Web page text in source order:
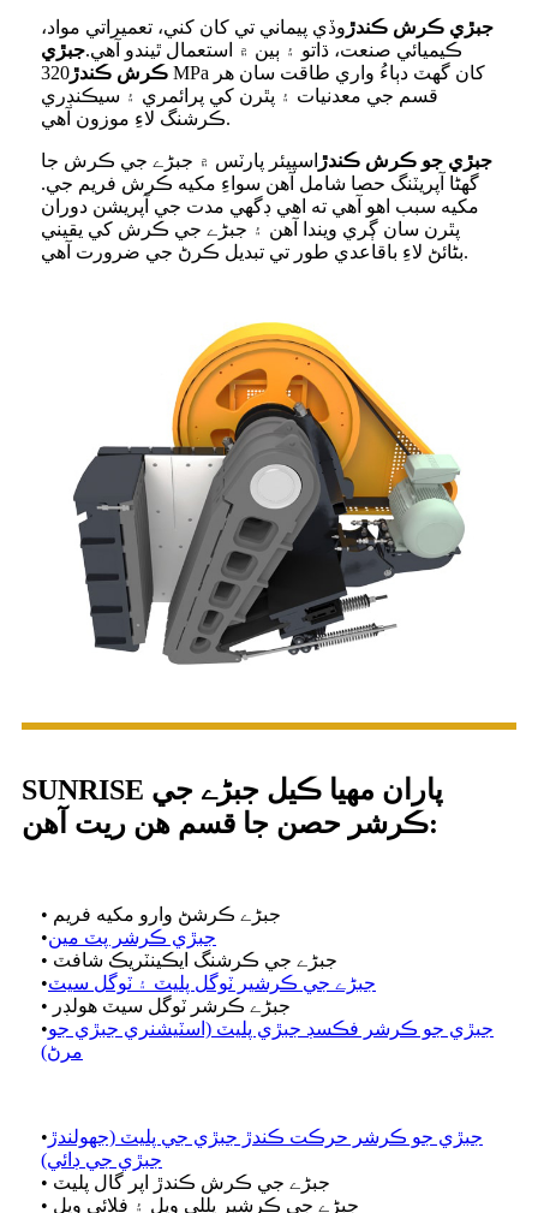
جبڙي ڪرش ڪندڙ وڏي پيماني تي کان کني، تعميراتي مواد،
ڪيميائي صنعت، ڌاتو ۽ ٻين ۾ استعمال ٿيندو آهي.جبڙي
ڪرش ڪندڙ320 MPa کان گهٽ دٻاءُ واري طاقت سان هر
قسم جي معدنيات ۽ پٿرن کي پرائمري ۽ سيڪنڊري
ڪرشنگ لاءِ موزون آهي.
جبڙي جو ڪرش ڪندڙ اسپيئر پارٽس ۾ جبڑے جي ڪرش جا
گھڻا آپريٽنگ حصا شامل آهن سواءِ مکيه ڪرش فريم جي.
مکيه سبب اهو آهي ته اهي ڊگهي مدت جي آپريشن دوران
پٿرن سان ڳري ويندا آهن ۽ جبڑے جي ڪرش کي يقيني
بڻائڻ لاءِ باقاعدي طور تي تبديل ڪرڻ جي ضرورت آهي.
SUNRISE پاران مهيا ڪيل جبڑے جي
ڪرشر حصن جا قسم هن ريت آهن:
• جبڑے ڪرشڻ وارو مکيه فريم
•جبڙي ڪرشر پٽ مين
• جبڑے جي ڪرشنگ ايڪينٽريڪ شافٽ
•جبڑے جي ڪرشير ٽوگل پليٽ ۽ ٽوگل سيٽ
• جبڑے ڪرشر ٽوگل سيٽ هولڊر
•جبڙي جو ڪرشر فڪسڊ جبڙي پليٽ (اسٽيشنري جبڙي جو
مرڻ)
• جبڙي جو ڪرشر حرڪت ڪندڙ جبڙي جي پليٽ (جھولندڙ
جبڙي جي ڊائي)
• جبڑے جي ڪرش ڪندڙ اپر گال پليٽ
• جبڑے جي ڪرشير پللي ويل ۽ فلائي ويل